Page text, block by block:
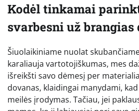
Kodėl tinkamai
svarbesni už brangias
Šiuolaikiniame nuolat
karaliauja vartotojiškumas, mes
išreikšti savo dėmesį per
dovanas, klaidingai manydami,
meilės įrodymas. Tačiau, jei